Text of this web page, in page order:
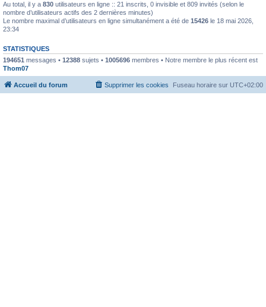
Au total, il y a 830 utilisateurs en ligne :: 21 inscrits, 0 invisible et 809 invités (selon le
nombre d’utilisateurs actifs des 2 dernières minutes)
Le nombre maximal d’utilisateurs en ligne simultanément a été de 15426 le 18 mai 2026,
23:34
STATISTIQUES
194651 messages • 12388 sujets • 1005696 membres • Notre membre le plus récent est
Thom07
Accueil du forum Fuseau horaire sur UTC+02:00
Supprimer les cookies